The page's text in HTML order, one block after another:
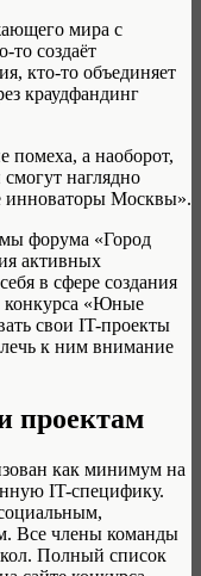
мира с
создаёт
кто-то объединяет
краудфандинг
помеха, а наоборот,
наглядно
инноваторы Москвы».
форума «Город
активных
в сфере создания
конкурса «Юные
свои IT-проекты
к ним внимание
проектам
как минимум на
IT-специфику.
Все члены команды
Полный список